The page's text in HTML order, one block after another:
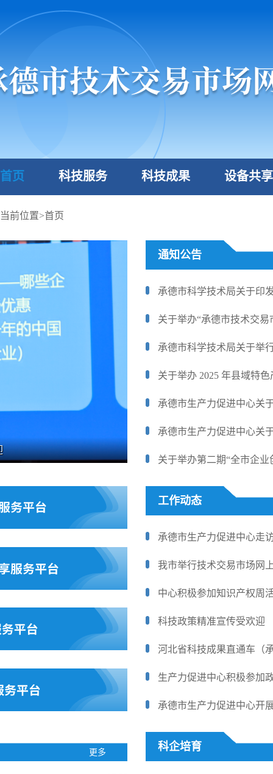
首页 科技服务 科技成果 设备共享
当前位置>首页
通知公告
关于举办“承德市技术交
关于举办 2025 年县域特
关于举办第二期“全市企
工作动态
承德市生产力促进中心走
我市举行技术交易市场网
中心积极参加知识产权周
科技政策精准宣传受欢迎
生产力促进中心积极参加
更多 科企培育